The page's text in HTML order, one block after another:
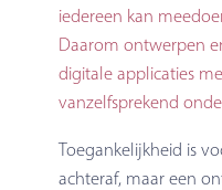
iedereen kan
Daarom ontwerpen
digitale applicaties
vanzelfsprekend
Toegankelijkheid is
achteraf, maar een